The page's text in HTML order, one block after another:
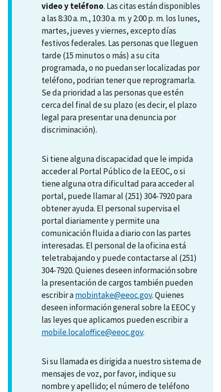
video y teléfono. Las citas están disponibles
a las 8:30 a. m., 10:30 a. m. y 2:00 p. m. los lunes,
martes, jueves y viernes, excepto días
festivos federales. Las personas que lleguen
tarde (15 minutos o más) a su cita
programada, o no puedan ser localizadas por
teléfono, podrian tener que reprogramarla.
Se da prioridad a las personas que estén
cerca del final de su plazo (es decir, el plazo
legal para presentar una denuncia por
discriminación).
Si tiene alguna discapacidad que le impida
acceder al Portal Público de la EEOC, o si
tiene alguna otra dificultad para acceder al
portal, puede llamar al (251) 304-7920 para
obtener ayuda. El personal supervisa el
portal diariamente y permite una
comunicación fluida a diario con las partes
interesadas. El personal de la oficina está
teletrabajando y puede contactarse al (251)
304-7920. Quienes deseen información sobre
la presentación de cargos también pueden
escribir amobintake@eeoc.gov. Quienes
deseen información general sobre la EEOC y
las leyes que aplicamos pueden escribir a
mobile.localoffice@eeoc.gov.
Si su llamada es dirigida a nuestro sistema de
mensajes de voz, por favor, indique su
nombre y apellido; el número de teléfono